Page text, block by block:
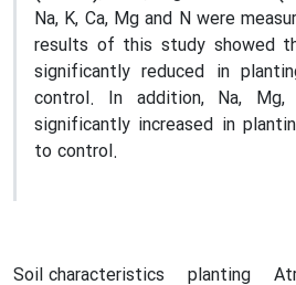
Na, K, Ca, Mg and N were
results of this study showed
significantly reduced in
control. In addition, Na,
significantly increased in
to control.
Soil characteristics planting